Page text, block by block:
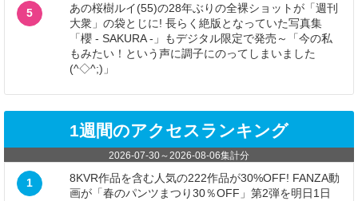
5
あの桜樹ルイ(55)の28年ぶりの全裸ショットが「週刊
大衆」の袋とじに! 長らく絶版となっていた写真集
「櫻 - SAKURA -」もデジタル限定で発売～「今の私
もみたい！という声に調子にのってしまいました
(^◇^;)」
1週間のアクセスランキング
2026-07-30～2026-08-06集計分
1
8KVR作品を含む人気の222作品が30%OFF! FANZA動
画が「春のパンツまつり30％OFF」第2弾を明日1日